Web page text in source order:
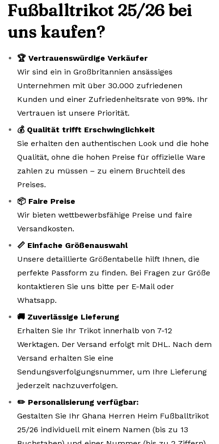
Fußballtrikot 25/26 bei
uns kaufen?
🏆 Vertrauenswürdige Verkäufer
Wir sind ein in Großbritannien ansässiges
Unternehmen mit über 30.000 zufriedenen
Kunden und einer Zufriedenheitsrate von 99%. Ihr
Vertrauen ist unsere Priorität.
💰 Qualität trifft Erschwinglichkeit
Sie erhalten den authentischen Look und die hohe
Qualität, ohne die hohen Preise für offizielle Ware
zahlen zu müssen – zu einem Bruchteil des
Preises.
📦 Faire Preise
Wir bieten wettbewerbsfähige Preise und faire
Versandkosten.
📏 Einfache Größenauswahl
Unsere detaillierte Größentabelle hilft Ihnen, die
perfekte Passform zu finden. Bei Fragen zur Größe
kontaktieren Sie uns bitte per E-Mail oder
Whatsapp.
🚚 Zuverlässige Lieferung
Erhalten Sie Ihr Trikot innerhalb von 7-12
Werktagen. Der Versand erfolgt mit DHL. Nach dem
Versand erhalten Sie eine
Sendungsverfolgungsnummer, um Ihre Lieferung
jederzeit nachzuverfolgen.
✏️ Personalisierung verfügbar:
Gestalten Sie Ihr Ghana Herren Heim Fußballtrikot
25/26 individuell mit einem Namen (bis zu 13